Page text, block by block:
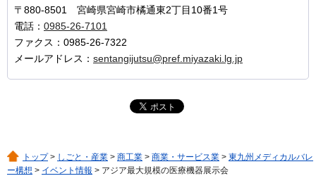
〒880-8501 宮崎県宮崎市橘通東2丁目10番1号
電話： 0985-26-7101
ファクス：0985-26-7322
メールアドレス： sentangijutsu@pref.miyazaki.lg.jp
トップ> しごと・産業 > 商工業 > 商業・サービス業 > 東九州メディカルバレ
ー構想 > イベント情報 > アジア最大規模の医療機器展示会